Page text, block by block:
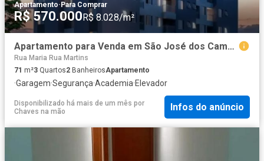
Apartamento· Para Comprar
R$ 570.000R$ 8.028/m²
Apartamento para Venda em São José dos Campos/SP Jardim Oriente 3 Quartos
Rua Maria Rua Martins
71 m²3 Quartos2 BanheirosApartamento
·Garagem·Segurança·Academia·Elevador
Disponibilizado há mais de um mês por
Chaves na mão
Infos do anúncio